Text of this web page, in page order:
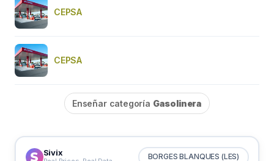
CEPSA
CEPSA
Enseñar categoría Gasolinera
Sivix BORGES BLANQUES (LES)